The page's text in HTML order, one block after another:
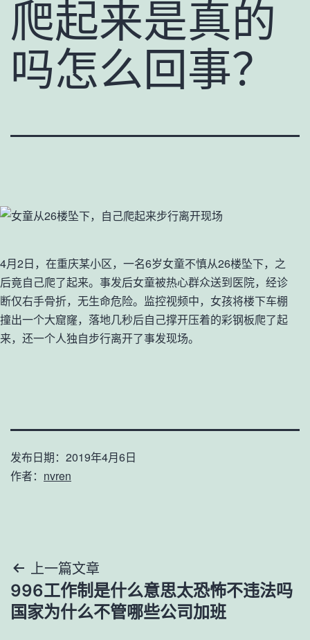
爬起来是真的
吗怎么回事？
4月2日，在重庆某小区，一名6岁女童不慎从26楼坠下，之
后竟自己爬了起来。事发后女童被热心群众送到医院，经诊
断仅右手骨折，无生命危险。监控视频中，女孩将楼下车棚
撞出一个大窟窿，落地几秒后自己撑开压着的彩钢板爬了起
来，还一个人独自步行离开了事发现场。
发布日期： 2019年4月6日
作者： nvren
文
章
上一篇文章
996工作制是什么意思太恐怖不违法吗
国家为什么不管哪些公司加班